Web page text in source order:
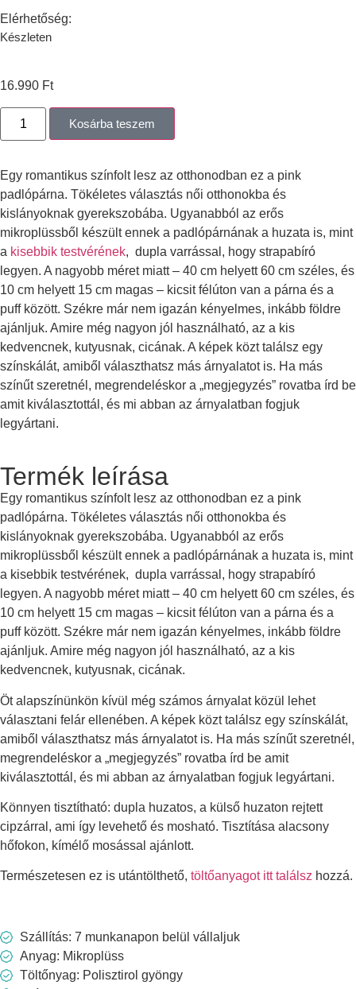
Elérhetőség:
Készleten
16.990 Ft
Kosárba teszem
Egy romantikus színfolt lesz az otthonodban ez a pink
padlópárna. Tökéletes választás női otthonokba és
kislányoknak gyerekszobába. Ugyanabból az erős
mikroplüssből készült ennek a padlópárnának a huzata is, mint
a kisebbik testvérének, dupla varrással, hogy strapabíró
legyen. A nagyobb méret miatt – 40 cm helyett 60 cm széles, és
10 cm helyett 15 cm magas – kicsit félúton van a párna és a
puff között. Székre már nem igazán kényelmes, inkább földre
ajánljuk. Amire még nagyon jól használható, az a kis
kedvencnek, kutyusnak, cicának. A képek közt találsz egy
színskálát, amiből választhatsz más árnyalatot is. Ha más
színűt szeretnél, megrendeléskor a „megjegyzés” rovatba írd be
amit kiválasztottál, és mi abban az árnyalatban fogjuk
legyártani.
Termék leírása
Egy romantikus színfolt lesz az otthonodban ez a pink
padlópárna. Tökéletes választás női otthonokba és
kislányoknak gyerekszobába. Ugyanabból az erős
mikroplüssből készült ennek a padlópárnának a huzata is, mint
a kisebbik testvérének, dupla varrással, hogy strapabíró
legyen. A nagyobb méret miatt – 40 cm helyett 60 cm széles, és
10 cm helyett 15 cm magas – kicsit félúton van a párna és a
puff között. Székre már nem igazán kényelmes, inkább földre
ajánljuk. Amire még nagyon jól használható, az a kis
kedvencnek, kutyusnak, cicának.
Öt alapszínünkön kívül még számos árnyalat közül lehet
választani felár ellenében. A képek közt találsz egy színskálát,
amiből választhatsz más árnyalatot is. Ha más színűt szeretnél,
megrendeléskor a „megjegyzés” rovatba írd be amit
kiválasztottál, és mi abban az árnyalatban fogjuk legyártani.
Könnyen tisztítható: dupla huzatos, a külső huzaton rejtett
cipzárral, ami így levehető és mosható. Tisztítása alacsony
hőfokon, kímélő mosással ajánlott.
Természetesen ez is utántölthető, töltőanyagot itt találsz hozzá.
Szállítás: 7 munkanapon belül vállaljuk
Anyag: Mikroplüss
Töltőnyag: Polisztirol gyöngy